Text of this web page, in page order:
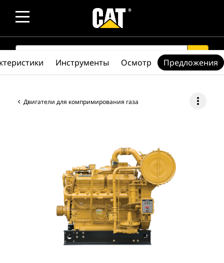
SEARCH search
Двигатели для компримирования газа more_vert
Инструменты Осмотр Предложения